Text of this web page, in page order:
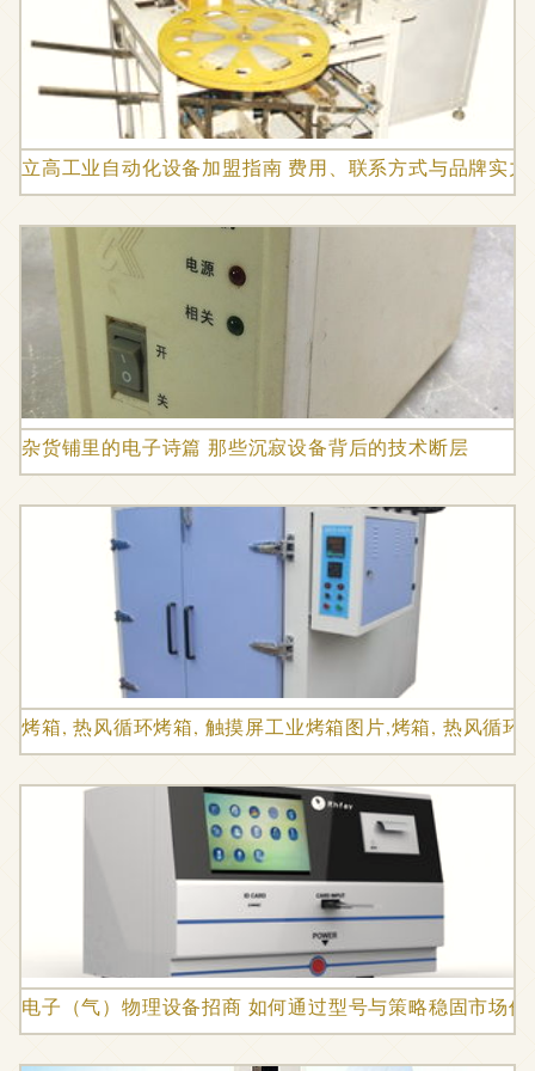
立高工业自动化设备加盟指南 费用、联系方式与品牌实
杂货铺里的电子诗篇 那些沉寂设备背后的技术断层
烤箱, 热风循环烤箱, 触摸屏工业烤箱图片,烤箱, 热风循
电子（气）物理设备招商 如何通过型号与策略稳固市场价